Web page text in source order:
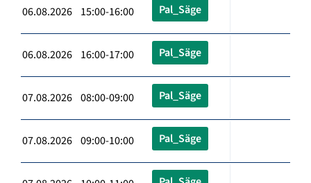
06.08.2026 15:00-16:00 Pal_Säge
06.08.2026 16:00-17:00 Pal_Säge
07.08.2026 08:00-09:00 Pal_Säge
07.08.2026 09:00-10:00 Pal_Säge